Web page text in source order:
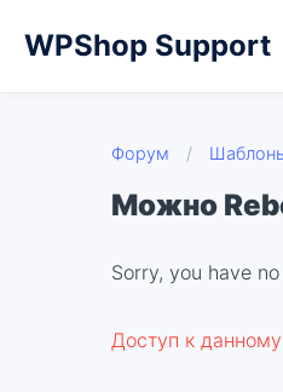
WPShop Support
Форум /
Можно
Sorry, you have
Доступ к